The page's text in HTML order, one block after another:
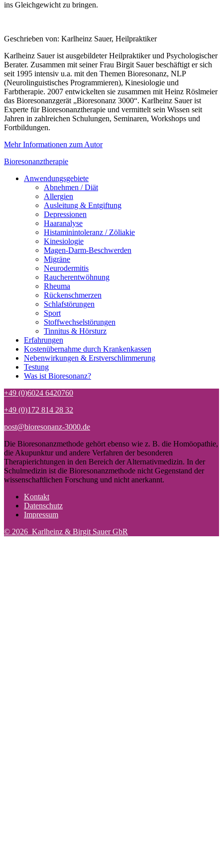
ins Gleichgewicht zu bringen.
Geschrieben von: Karlheinz Sauer, Heilpraktiker
Karlheinz Sauer ist ausgebildeter Heilpraktiker und Psychologischer
Berater. Zusammen mit seiner Frau Birgit Sauer beschäftigt er sich
seit 1995 intensiv u.a. mit den Themen Bioresonanz, NLP
(Neurolinguistisches Programmieren), Kinesiologie und
Farbtherapie. 2007 entwickelten sie zusammen mit Heinz Röslmeier
das Bioresonanzgerät „Bioresonanz 3000“. Karlheinz Sauer ist
Experte für Bioresonanztherapie und vermittelt sein Wissen seit
Jahren in zahlreichen Schulungen, Seminaren, Workshops und
Fortbildungen.
Mehr Informationen zum Autor
Bioresonanztherapie
Anwendungsgebiete
Abnehmen / Diät
Allergien
Ausleitung & Entgiftung
Depressionen
Haaranalyse
Histaminintoleranz / Zöliakie
Kinesiologie
Magen-Darm-Beschwerden
Migräne
Neurodermitis
Raucherentwöhnung
Rheuma
Rückenschmerzen
Schlafstörungen
Sport
Stoffwechselstörungen
Tinnitus & Hörsturz
Erfahrungen
Kostenübernahme durch Krankenkassen
Nebenwirkungen & Erstverschlimmerung
Testung
Was ist Bioresonanz?
+49 (0)6024 6420760
+49 (0)172 814 28 32
post@bioresonanz-3000.de
Die Bioresonanzmethode gehört ebenso wie z. B. die Homöopathie,
die Akupunktur und andere Verfahren der besonderen
Therapierichtungen in den Bereich der Alternativmedizin. In der
Schulmedizin ist die Bioresonanzmethode nicht Gegenstand der
wissenschaftlichen Forschung und nicht anerkannt.
Kontakt
Datenschutz
Impressum
© 2026 Karlheinz & Birgit Sauer GbR